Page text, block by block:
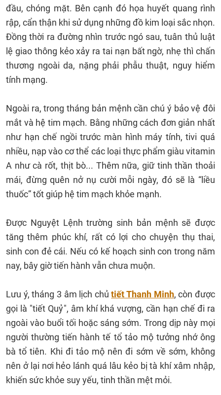
đầu, chóng mặt. Bên cạnh đó họa huyết quang rình
rập, cẩn thận khi sử dụng những đồ kim loại sắc nhọn.
Đồng thời ra đường nhìn trước ngó sau, tuân thủ luật
lệ giao thông kẻo xảy ra tai nạn bất ngờ, nhẹ thì chấn
thương ngoài da, nặng phải phẫu thuật, nguy hiểm
tính mạng.
Ngoài ra, trong tháng bản mệnh cần chú ý bảo vệ đôi
mắt và hệ tim mạch. Bằng những cách đơn giản nhất
như hạn chế ngồi trước màn hình máy tính, tivi quá
nhiều, nạp vào cơ thể các loại thực phẩm giàu vitamin
A như cà rốt, thịt bò... Thêm nữa, giữ tinh thần thoải
mái, đừng quên nở nụ cười mỗi ngày, đó sẽ là “liều
thuốc” tốt giúp hệ tim mạch khỏe mạnh.
Được Nguyệt Lệnh trường sinh bản mệnh sẽ được
tăng thêm phúc khí, rất có lợi cho chuyện thụ thai,
sinh con đẻ cái. Nếu có kế hoạch sinh con trong năm
nay, bây giờ tiến hành vẫn chưa muộn.
Lưu ý, tháng 3 âm lịch chủtiết Thanh Minh, còn được
gọi là "tiết Quỷ", âm khí khá vượng, cần hạn chế đi ra
ngoài vào buổi tối hoặc sáng sớm. Trong dịp này mọi
người thường tiến hành tế tổ tảo mộ tưởng nhớ ông
bà tổ tiên. Khi đi tảo mộ nên đi sớm về sớm, không
nên ở lại nơi hẻo lánh quá lâu kẻo bị tà khí xâm nhập,
khiến sức khỏe suy yếu, tinh thần mệt mỏi.